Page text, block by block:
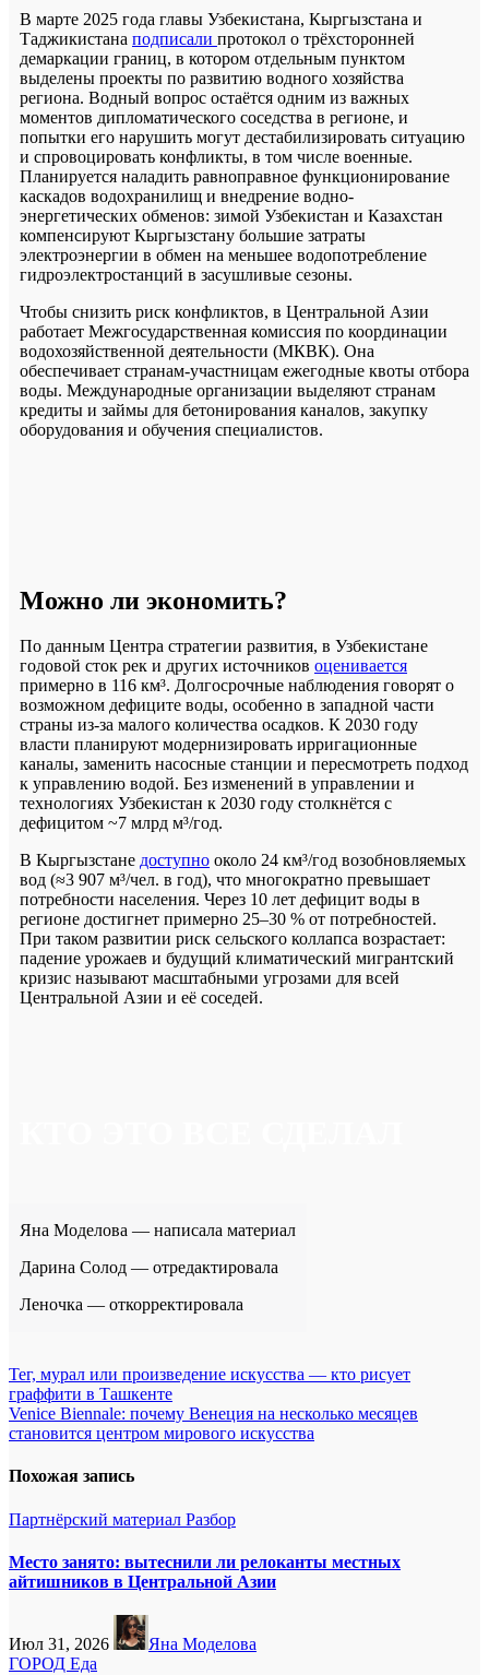
В марте 2025 года главы Узбекистана, Кыргызстана и
Таджикистана подписали протокол о трёхсторонней
демаркации границ, в котором отдельным пунктом
выделены проекты по развитию водного хозяйства
региона. Водный вопрос остаётся одним из важных
моментов дипломатического соседства в регионе, и
попытки его нарушить могут дестабилизировать ситуацию
и спровоцировать конфликты, в том числе военные.
Планируется наладить равноправное функционирование
каскадов водохранилищ и внедрение водно-
энергетических обменов: зимой Узбекистан и Казахстан
компенсируют Кыргызстану большие затраты
электроэнергии в обмен на меньшее водопотребление
гидроэлектростанций в засушливые сезоны.
Чтобы снизить риск конфликтов, в Центральной Азии
работает Межгосударственная комиссия по координации
водохозяйственной деятельности (МКВК). Она
обеспечивает странам-участницам ежегодные квоты отбора
воды. Международные организации выделяют странам
кредиты и займы для бетонирования каналов, закупку
оборудования и обучения специалистов.
Можно ли экономить?
По данным Центра стратегии развития, в Узбекистане
годовой сток рек и других источников оценивается
примерно в 116 км³. Долгосрочные наблюдения говорят о
возможном дефиците воды, особенно в западной части
страны из-за малого количества осадков. К 2030 году
власти планируют модернизировать ирригационные
каналы, заменить насосные станции и пересмотреть подход
к управлению водой. Без изменений в управлении и
технологиях Узбекистан к 2030 году столкнётся с
дефицитом ~7 млрд м³/год.
В Кыргызстане доступно около 24 км³/год возобновляемых
вод (≈3 907 м³/чел. в год), что многократно превышает
потребности населения. Через 10 лет дефицит воды в
регионе достигнет примерно 25–30 % от потребностей.
При таком развитии риск сельского коллапса возрастает:
падение урожаев и будущий климатический мигрантский
кризис называют масштабными угрозами для всей
Центральной Азии и её соседей.
Яна Моделова — написала материал
Дарина Солод — отредактировала
Леночка — откорректировала
Навигация
по
записям
Тег, мурал или произведение искусства — кто рисует
граффити в Ташкенте
Venice Biennale: почему Венеция на несколько месяцев
становится центром мирового искусства
Похожая запись
Партнёрский материал Разбор
Место занято: вытеснили ли релоканты местных
айтишников в Центральной Азии
Июл 31, 2026
Яна Моделова
ГОРОД Еда